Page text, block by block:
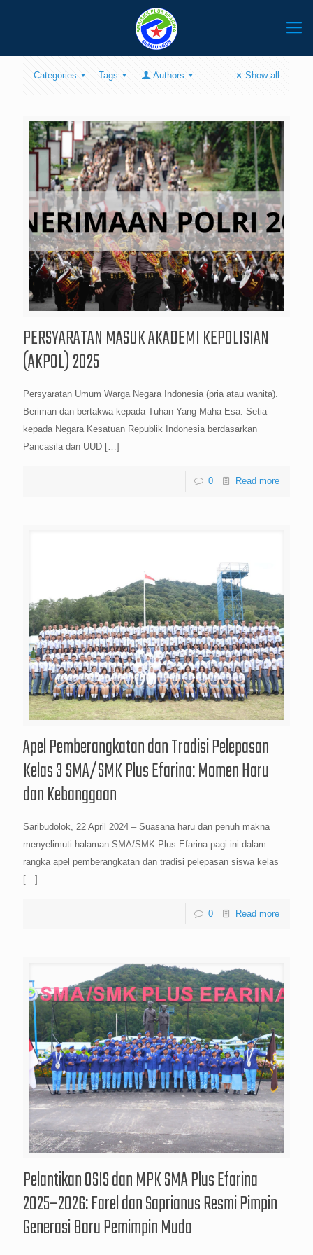
Categories Tags Authors Show all
PERSYARATAN MASUK AKADEMI KEPOLISIAN
(AKPOL) 2025
Persyaratan Umum Warga Negara Indonesia (pria atau wanita).
Beriman dan bertakwa kepada Tuhan Yang Maha Esa. Setia
kepada Negara Kesatuan Republik Indonesia berdasarkan
Pancasila dan UUD […]
0 Read more
Apel Pemberangkatan dan Tradisi Pelepasan
Kelas 3 SMA/SMK Plus Efarina: Momen Haru
dan Kebanggaan
Saribudolok, 22 April 2024 – Suasana haru dan penuh makna
menyelimuti halaman SMA/SMK Plus Efarina pagi ini dalam
rangka apel pemberangkatan dan tradisi pelepasan siswa kelas
[…]
0 Read more
Pelantikan OSIS dan MPK SMA Plus Efarina
2025–2026: Farel dan Saprianus Resmi Pimpin
Generasi Baru Pemimpin Muda